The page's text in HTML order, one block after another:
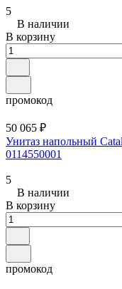
5
В наличии
В корзину
промокод
50 065 ₽
Унитаз напольный
0114550001
5
В наличии
В корзину
промокод